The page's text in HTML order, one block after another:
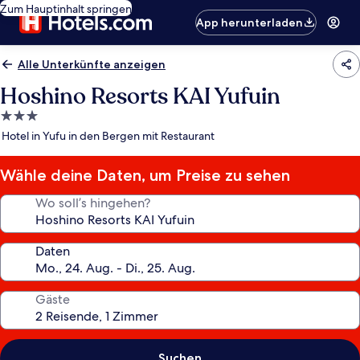
Zum Hauptinhalt springen
App herunterladen
Alle Unterkünfte anzeigen
Hoshino Resorts KAI Yufuin
3.0-
Sterne-
Hotel in Yufu in den Bergen mit Restaurant
Wähle deine Daten, um Preise zu sehen
Wo soll’s hingehen?
Daten
Gäste